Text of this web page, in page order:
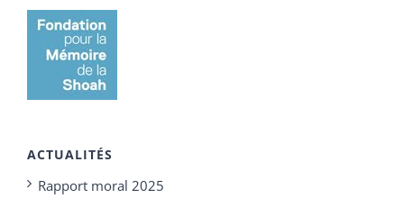
ACTUALITÉS
Rapport moral 2025